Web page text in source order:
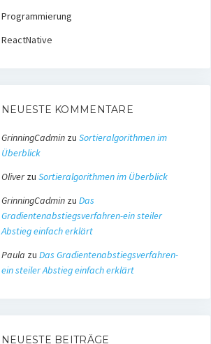
Programmierung
ReactNative
NEUESTE KOMMENTARE
GrinningCadminzu Sortieralgorithmen im
Überblick
Oliverzu Sortieralgorithmen im Überblick
GrinningCadminzu Das
Gradientenabstiegsverfahren-ein steiler
Abstieg einfach erklärt
Paula zu Das Gradientenabstiegsverfahren-
ein steiler Abstieg einfach erklärt
NEUESTE BEITRÄGE